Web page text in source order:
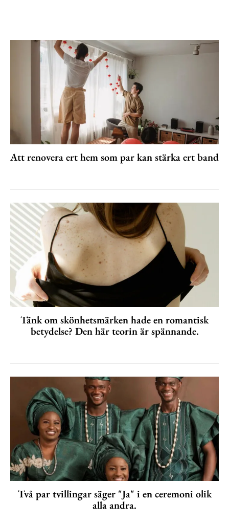
Att renovera ert hem som par kan stärka ert band
Tänk om skönhetsmärken hade en romantisk
betydelse? Den här teorin är spännande.
Två par tvillingar säger "Ja" i en ceremoni olik
alla andra.